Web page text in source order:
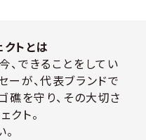
トとは
、できることをしてい
ーが、代表ブランドで
礁を守り、その大切さ
クト。